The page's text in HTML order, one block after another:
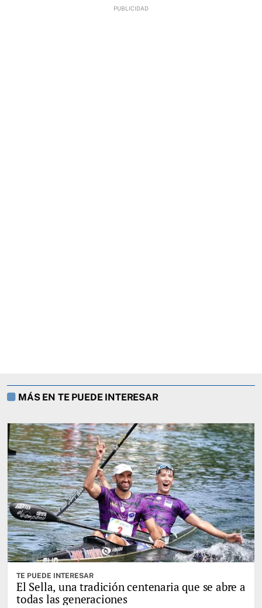
MÁS EN TE PUEDE INTERESAR
TE PUEDE INTERESAR
El Sella, una tradición centenaria que se abre a
todas las generaciones